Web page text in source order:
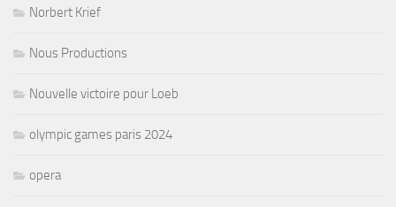
Norbert Krief
Nous Productions
Nouvelle victoire pour Loeb
olympic games paris 2024
opera